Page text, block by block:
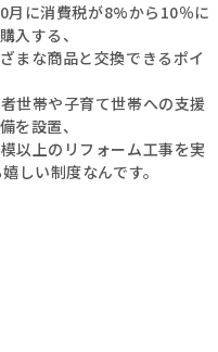
に消費税が8%から10％に
入する、
まな商品と交換できるポイ
世帯や子育て世帯への支援
を設置、
以上のリフォーム工事を実
しい制度なんです。